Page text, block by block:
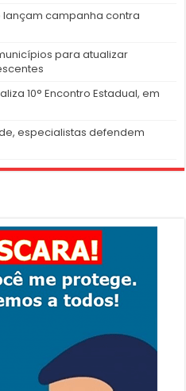
lançam campanha contra
para atualizar
10° Encontro Estadual, em
especialistas defendem